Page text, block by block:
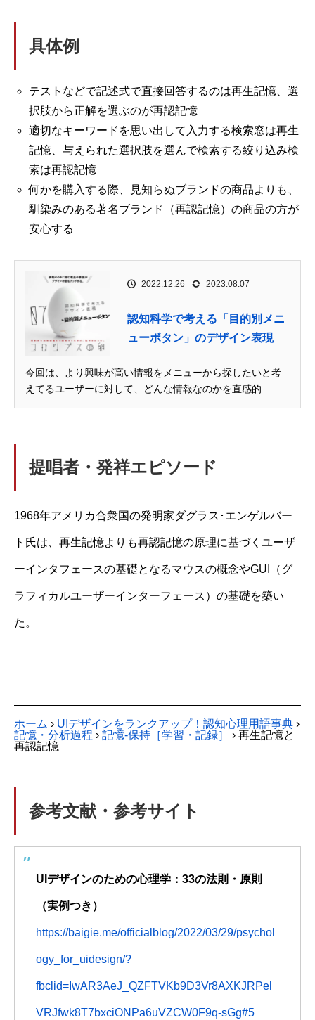
具体例
テストなどで記述式で直接回答するのは再生記憶、選
択肢から正解を選ぶのが再認記憶
適切なキーワードを思い出して入力する検索窓は再生
記憶、与えられた選択肢を選んで検索する絞り込み検
索は再認記憶
何かを購入する際、見知らぬブランドの商品よりも、
馴染みのある著名ブランド（再認記憶）の商品の方が
安心する
2022.12.26 2023.08.07
認知科学で考える「目的別メニ
ューボタン」のデザイン表現
今回は、より興味が高い情報をメニューから探したいと考
えてるユーザーに対して、どんな情報なのかを直感的...
提唱者・発祥エピソード
1968年アメリカ合衆国の発明家ダグラス･エンゲルバー
ト氏は、再生記憶よりも再認記憶の原理に基づくユーザ
ーインタフェースの基礎となるマウスの概念やGUI（グ
ラフィカルユーザーインターフェース）の基礎を築い
た。
ホーム › UIデザインをランクアップ！認知心理用語事典 ›
記憶・分析過程 › 記憶-保持［学習・記録］ › 再生記憶と
再認記憶
参考文献・参考サイト
UIデザインのための心理学：33の法則・原則
（実例つき）
https://baigie.me/officialblog/2022/03/29/psychol
ogy_for_uidesign/?
fbclid=IwAR3AeJ_QZFTVKb9D3Vr8AXKJRPel
VRJfwk8T7bxciONPa6uVZCW0F9q-sGg#5